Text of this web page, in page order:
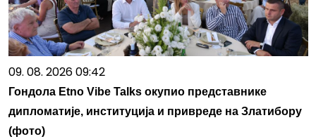
09. 08. 2026 09:42
Гондола Etno Vibe Talks окупио представнике
дипломатије, институција и привреде на Златибору
(фото)